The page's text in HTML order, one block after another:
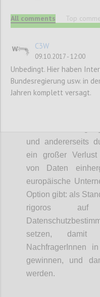
Verantwortliche
persönlichen
geplanten
detailliert
Daten zu
Data-
der
über die dabei zu
besteht, der
und andererseits
ein großer Verlust
von Daten
europäische
Option gibt: als
rigoros auf
setzen, damit
NachfragerInnen
gewinnen, und
werden.
All comments Top
C3W
09.10.2017 - 12:00
Unbedingt. Hier haben
Bundesregierung usw. in
Jahren komplett versagt.